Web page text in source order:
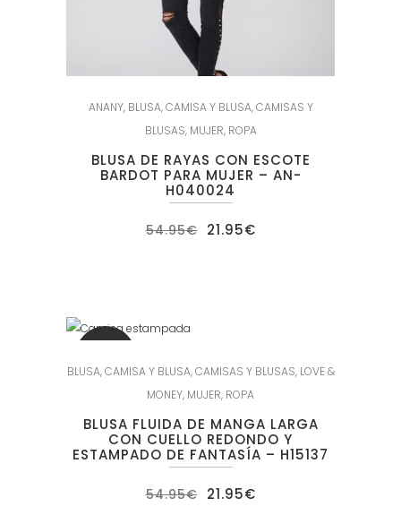
ANANY, BLUSA,CAMISA Y BLUSA,CAMISAS Y
BLUSAS, MUJER, ROPA
BLUSA DE RAYAS CON ESCOTE
BARDOT PARA MUJER – AN-
H040024
54.95€ El
precio
21.95€El
BLUSA,CAMISA Y BLUSA,CAMISAS Y BLUSAS, LOVE &
MONEY, MUJER, ROPA
BLUSA FLUIDA DE MANGA LARGA
CON CUELLO REDONDO Y
ESTAMPADO DE FANTASÍA – H15137
54.95€ El
precio
21.95€El